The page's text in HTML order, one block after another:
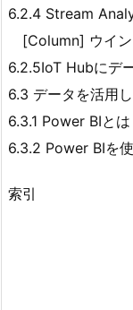
6.2.4 Stream
[Column] ウイン
6.2.5IoT Hubにデ
6.3 データを活用
6.3.1 Power BIとは
6.3.2 Power BIを
索引